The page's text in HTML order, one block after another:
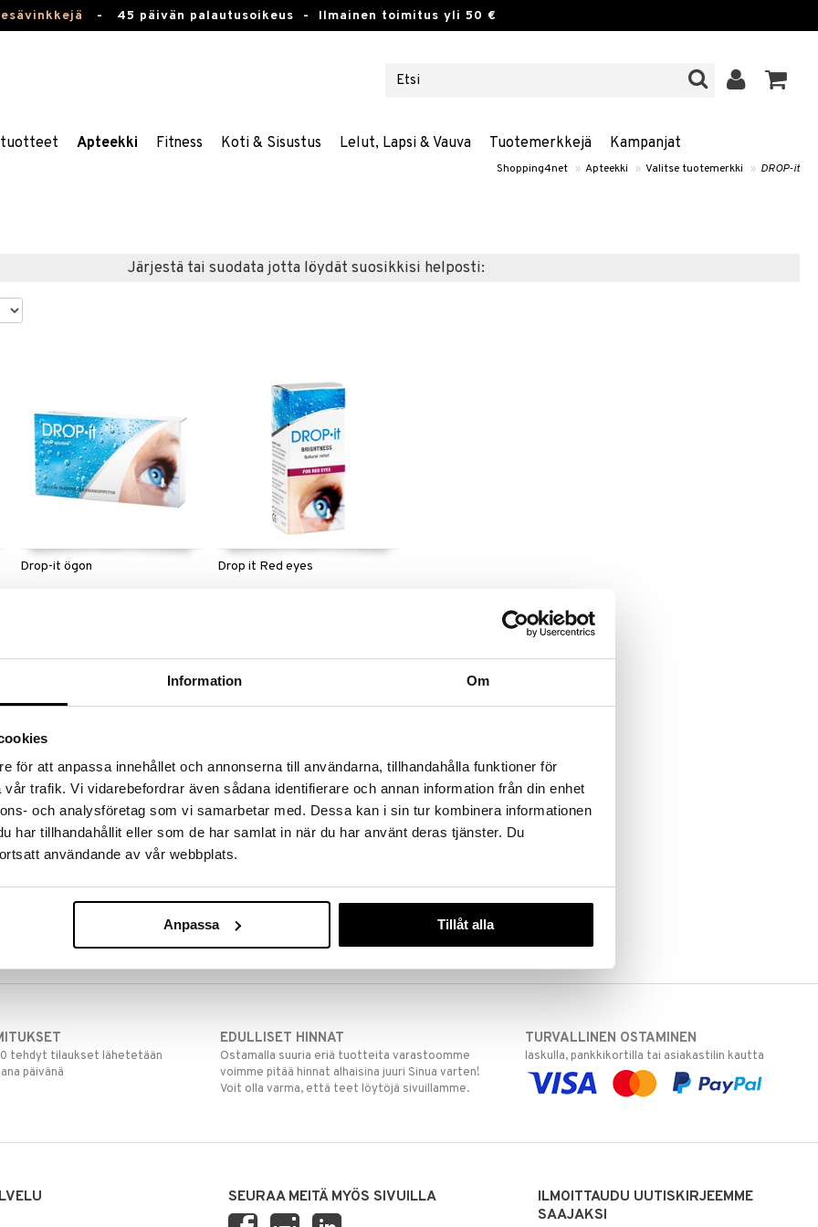
Information Om
för att anpassa innehållet och annonserna till användarna, tillhandahålla funktioner för
trafik. Vi vidarebefordrar även sådana identifierare och annan information från din enhet
och analysföretag som vi samarbetar med. Dessa kan i sin tur kombinera informationen
har tillhandahållit eller som de har samlat in när du har använt deras tjänster. Du
användande av vår webbplats.
Anpassa Tillåt alla
- 45 päivän palautusoikeus - Ilmainen toimitus yli 50 €
Apteekki Fitness Koti & Sisustus Lelut, Lapsi & Vauva Tuotemerkkejä Kampanjat
Shopping4net » Apteekki » Valitse tuotemerkki » DROP-it
Järjestä tai suodata jotta löydät suosikkisi helposti:
Drop-it ögon
kyynelnesteessä luonnostaan.
4,49 €
Drop it Red eyes
silmärauhoittavaa ja
kamomillauutetta.
7,59 €
tehdyt tilaukset lähetetään
päivänä
EDULLISET HINNAT
Ostamalla suuria eriä tuotteita varastoomme
voimme pitää hinnat alhaisina juuri Sinua varten!
Voit olla varma, että teet löytöjä sivuillamme.
TURVALLINEN OSTAMINEN
laskulla, pankkikortilla tai asiakastilin kautta
SEURAA MEITÄ MYÖS SIVUILLA
ILMOITTAUDU UUTISKIRJEEMME
SAAJAKSI